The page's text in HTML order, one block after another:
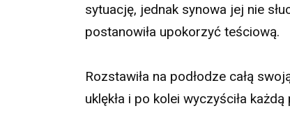
sytuację, jednak synowa jej nie
postanowiła upokorzyć teściową.
Rozstawiła na podłodze całą
uklękła i po kolei wyczyściła każdą